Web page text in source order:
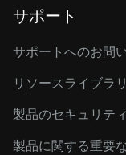
サポート
サポートへのお問
リソースライブラリ
製品のセキュリティ
製品に関する重要